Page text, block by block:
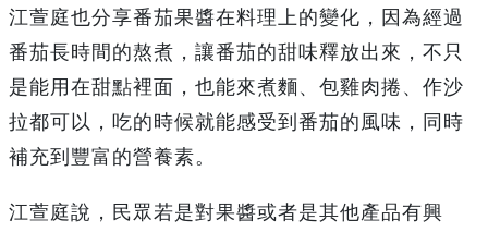
江萱庭也分享番茄果醬在料理上的變化，因為經過
番茄長時間的熬煮，讓番茄的甜味釋放出來，不只
是能用在甜點裡面，也能來煮麵、包雞肉捲、作沙
拉都可以，吃的時候就能感受到番茄的風味，同時
補充到豐富的營養素。
江萱庭說，民眾若是對果醬或者是其他產品有興